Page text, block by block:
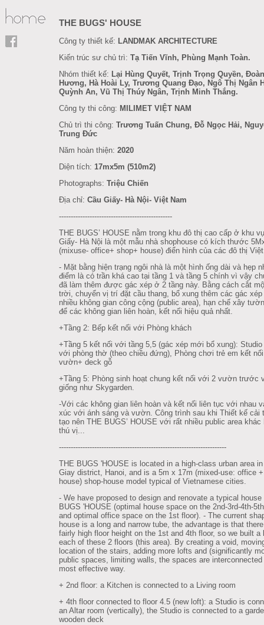
THE BUGS' HOUSE
Công ty thiết kế: LANDMAK ARCHITECTURE
Kiến trúc sư chủ trì: Tạ Tiến Vĩnh, Phùng Mạnh Toàn.
Nhóm thiết kế: Lại Hùng Quyết, Trịnh Trọng Quyền,
Hương, Hà Hoài Ly, Trương Quang Đạo, Ngô Thị Ngân
Quỳnh An, Vũ Thị Thúy Ngân, Trịnh Minh Thắng.
Công ty thi công: MILIMET VIỆT NAM
Chủ trì thi công: Trương Tuấn Chung, Đỗ Ngọc Hải,
Trung Đức
Năm hoàn thiện: 2020
Diện tích: 17mx5m (510m2)
Photographs: Triệu Chiến
Địa chỉ: Cầu Giấy- Hà Nội- Việt Nam
------------------------------------------------
THE BUGS’ HOUSE nằm trong khu đô thị cao cấp ở khu
Giấy- Hà Nội là một mẫu nhà shophouse có kích thước
(mixuse- office+ shop+ house) điển hình của các đô thị
- Mặt bằng hiện trạng ngôi nhà là một hình ống dài và hẹp
điểm là có trần khá cao tại tầng 1 và tầng 5 chính vì vậy
đã làm thêm được gác xép ở 2 tầng này. Bằng cách cắt
trời, chuyển vị trí đặt cầu thang, bổ xung thêm các gác xép
nhiều không gian công cộng (public area), hạn chế xây
để các không gian liên hoàn, kết nối hiệu quả nhất.
+Tầng 2: Bếp kết nối với Phòng khách
+Tầng 5 kết nối với tầng 5,5 (gác xép mới bổ xung):
với phòng thờ (theo chiều đứng), Phòng chơi trẻ em kết
vườn+ deck gỗ
+Tầng 5: Phòng sinh hoạt chung kết nối với 2 vườn trước
giống như Skygarden.
-Với các không gian liên hoàn và kết nối liên tục với nhau
xúc với ánh sáng và vườn. Công trình sau khi Thiết kế cải
tạo nên THE BUGS’ HOUSE với rất nhiều public area khác
thú vị...
-----------------------------------------------------------------------
THE BUGS 'HOUSE is located in a high-class urban area
Giay district, Hanoi, and is a 5m x 17m (mixed-use: office
house) shop-house model typical of Vietnamese cities.
- We have proposed to design and renovate a typical house
BUGS 'HOUSE (optimal house space on the 2nd-3rd-4th-
and optimal office space on the 1st floor). - The current
house is a long and narrow tube, the advantage is that
fairly high floor height on the 1st and 4th floor, so we built a
each of these 2 floors (this area). By creating a void,
location of the stairs, adding more lofts and (significantly
public spaces, limiting walls, the spaces are
most effective way.
+ 2nd floor: a Kitchen is connected to a Living room
+ 4th floor connected to floor 4.5 (new loft): a Studio is
an Altar room (vertically), the Studio is connected to a
wooden deck